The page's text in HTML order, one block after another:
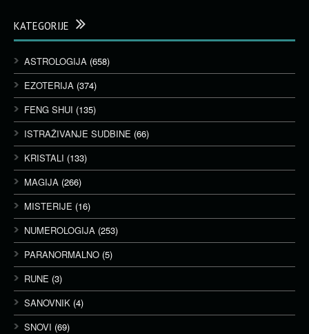
KATEGORIJE
ASTROLOGIJA (658)
EZOTERIJA (374)
FENG SHUI (135)
ISTRAŽIVANJE SUDBINE (66)
KRISTALI (133)
MAGIJA (266)
MISTERIJE (16)
NUMEROLOGIJA (253)
PARANORMALNO (5)
RUNE (3)
SANOVNIK (4)
SNOVI (69)